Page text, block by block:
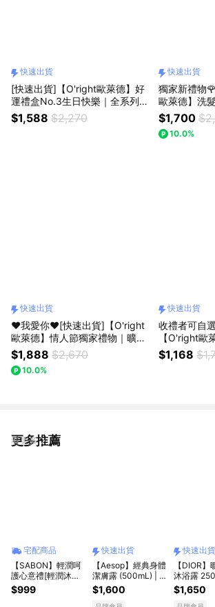
快速出貨
[快速出貨]【O'right歐萊德】好
運禮盒No.3生日快樂｜全系列洗
髮精400mL任選+護髮素250mL
任選『LINE禮物獨家禮』新年好
$1,588 $2,270
快速出貨
獨家新禮物
歐萊德】洗
選)粉紅熱氣
$1,700
10.0%
快速出貨
❤️我愛你❤️[快速出貨]【O'right
歐萊德】情人節獨家禮物｜曠野
玫瑰洗髮精400mL+O'right冰角
杯(贈芬恩提袋+體驗組)
$1,888 $2,670
10.0%
快速出貨
收禮者可自
【O'right歐
樂 獻上永續
選洗髮精
$1,168
更多推薦
看更多
宅配商品
【SABON】輕潤呵
護心意禮[輕潤沐浴
油100ml+絲綢身體
乳液50ml+護手霜
$999
快速出貨
【Aesop】經典身體
潔膚露 (500mL) | 收
禮者自選香氣｜快速
出貨
$1,600
快速出貨
【DIOR】
沐浴露
速出貨]
$1,650